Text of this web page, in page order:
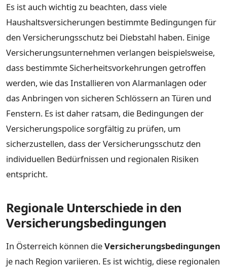
Es ist auch wichtig zu beachten, dass viele
Haushaltsversicherungen bestimmte Bedingungen für
den Versicherungsschutz bei Diebstahl haben. Einige
Versicherungsunternehmen verlangen beispielsweise,
dass bestimmte Sicherheitsvorkehrungen getroffen
werden, wie das Installieren von Alarmanlagen oder
das Anbringen von sicheren Schlössern an Türen und
Fenstern. Es ist daher ratsam, die Bedingungen der
Versicherungspolice sorgfältig zu prüfen, um
sicherzustellen, dass der Versicherungsschutz den
individuellen Bedürfnissen und regionalen Risiken
entspricht.
Regionale Unterschiede in den
Versicherungsbedingungen
In Österreich können dieVersicherungsbedingungen
je nach Region variieren. Es ist wichtig, diese regionalen